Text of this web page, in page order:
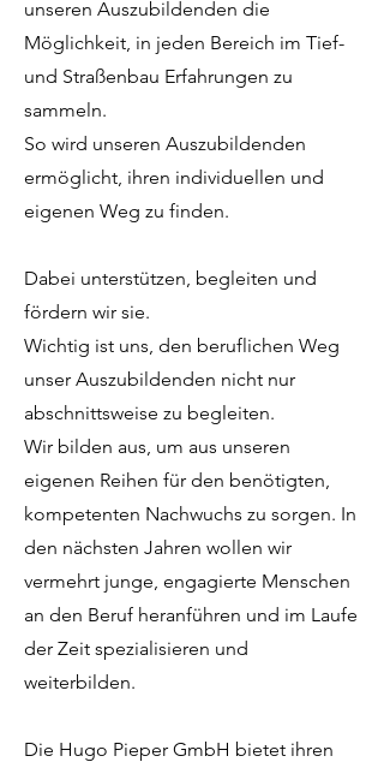
unseren Auszubildenden die
Möglichkeit, in jeden Bereich im Tief-
und Straßenbau Erfahrungen zu
sammeln.
So wird unseren Auszubildenden
ermöglicht, ihren individuellen und
eigenen Weg zu finden.
Dabei unterstützen, begleiten und
fördern wir sie.
Wichtig ist uns, den beruflichen Weg
unser Auszubildenden nicht nur
abschnittsweise zu begleiten.
Wir bilden aus, um aus unseren
eigenen Reihen für den benötigten,
kompetenten Nachwuchs zu sorgen. In
den nächsten Jahren wollen wir
vermehrt junge, engagierte Menschen
an den Beruf heranführen und im Laufe
der Zeit spezialisieren und
weiterbilden.
Die Hugo Pieper GmbH bietet ihren